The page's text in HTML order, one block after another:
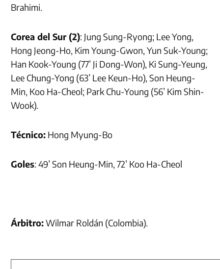
Brahimi.
Corea del Sur (2): Jung Sung-Ryong; Lee Yong,
Hong Jeong-Ho, Kim Young-Gwon, Yun Suk-Young;
Han Kook-Young (77’ Ji Dong-Won), Ki Sung-Yeung,
Lee Chung-Yong (63’ Lee Keun-Ho), Son Heung-
Min, Koo Ha-Cheol; Park Chu-Young (56’ Kim Shin-
Wook).
Técnico: Hong Myung-Bo
Goles: 49’ Son Heung-Min, 72’ Koo Ha-Cheol
Árbitro:Wilmar Roldán (Colombia).